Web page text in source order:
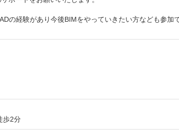
の経験があり今後BIMをやっていきたい方なども参加
歩2分